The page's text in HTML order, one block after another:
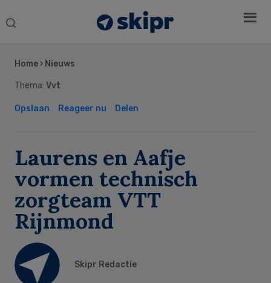
Search
Home › Nieuws
Thema: Vvt
Opslaan Reageer nu Delen
Laurens en Aafje
vormen technisch
zorgteam VTT
Rijnmond
Skipr Redactie
Sidebar